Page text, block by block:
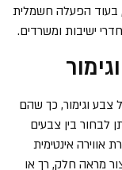
בעוד הפעלה חשמלית
ישיבות ומשרדים.
צבע וגימור, כך שהם
לבחור בין צבעים
אווירה אינטימית
מראה חלק, רך או